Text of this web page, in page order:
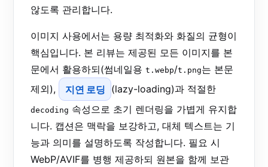
않도록 관리합니다.
이미지 사용에서는 용량 최적화와 화질의 균형이
핵심입니다. 본 리뷰는 제공된 모든 이미지를 본
문에서 활용하되(썸네일용 t.webp/t.png는 본문
제외),
지연 로딩 (lazy-loading)과 적절한
decoding 속성으로 초기 렌더링을 가볍게 유지합
니다. 캡션은 맥락을 보강하고, 대체 텍스트는 기
능과 의미를 설명하도록 작성합니다. 필요 시
WebP/AVIF를 병행 제공하되 원본을 함께 보관